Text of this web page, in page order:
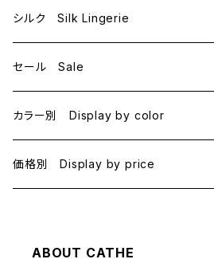
E70
シルク Silk Lingerie
セール Sale
B70
B75
カラー別 Display by color
BLACK
価格別 Display by price
ABOUT CATHE